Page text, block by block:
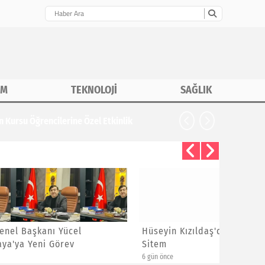
TEKNOLOJİ SAĞLIK
Hüseyin Kızıldaş'dan Ayrılanlara
Sitem